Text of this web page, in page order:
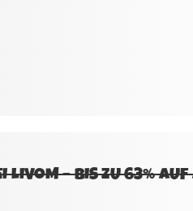
LIVOM – BIS ZU 63%